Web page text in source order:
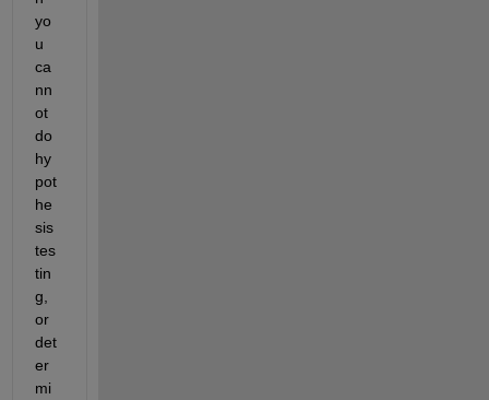
yo
u
ca
nn
ot
do
hy
pot
he
sis
tes
tin
g,
or
det
er
mi